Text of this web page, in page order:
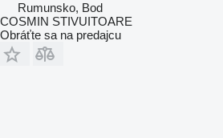
Rumunsko, Bod
COSMIN STIVUITOARE
Obráťte sa na predajcu